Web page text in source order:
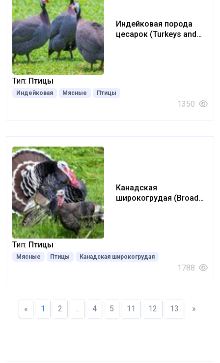
Индейковая порода
цесарок (Turkeys and
Тип: Птицы
Индейковая Мясные Птицы
1350
Канадская
широкогрудая (Broad
Тип: Птицы
Мясные Птицы Канадская широкогрудая
1788
« 1 2 ... 4 5 11 12 13 »